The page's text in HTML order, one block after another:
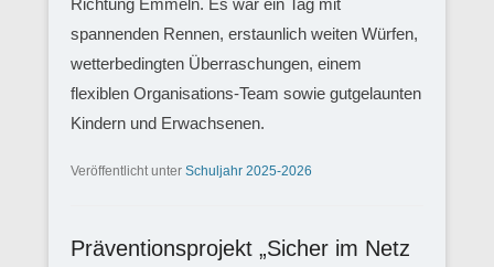
spannenden Rennen, erstaunlich weiten Würfen,
wetterbedingten Überraschungen, einem
flexiblen Organisations-Team sowie gutgelaunten
Kindern und Erwachsenen.
Veröffentlicht unter Schuljahr 2025-2026
Präventionsprojekt „Sicher im Netz